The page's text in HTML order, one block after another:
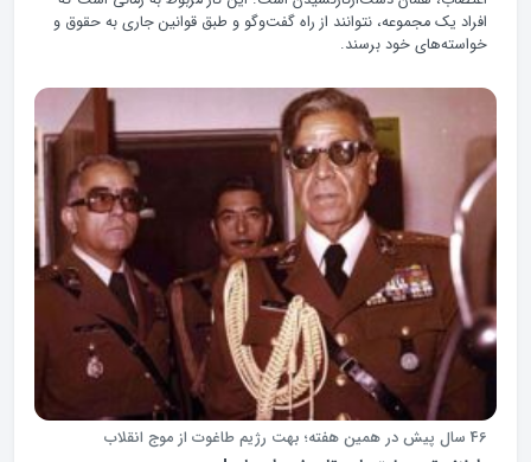
افراد یک مجموعه، نتوانند از راه گفت‌وگو و طبق قوانین جاری به حقوق و
خواسته‌های خود برسند.
46 سال پیش در همین هفته؛ بهت رژیم طاغوت از موج انقلاب